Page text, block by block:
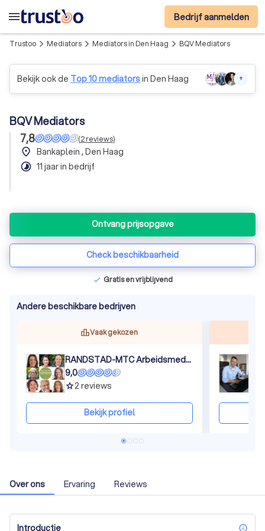
menu Bedrijf aanmelden
Trustoo arrow_forward_ios Mediators arrow_forward_ios Mediators in Den Haag arrow_forward_ios BQV Mediators
Bekijk ook de Top 10 mediatorsin Den Haag +
BQV Mediators
7,8
(2reviews)
place Bankaplein , Den Haag
timelapse 11 jaar in bedrijf
Ontvang prijsopgave
Check beschikbaarheid
check Gratis en vrijblijvend
Andere beschikbare bedrijven
Vaak gekozen
RANDSTAD-MTC Arbeidsmediators
9,0
grade2 reviews
Bekijk profiel
Over ons Ervaring Reviews
Introductie